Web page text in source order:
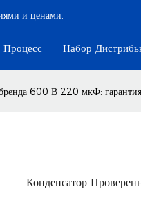
и ценами.
Процесс Набор
600 В 220 мкФ: гарантия
Конденсатор